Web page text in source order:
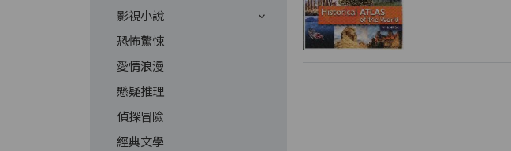
影視小說
恐怖驚悚
愛情浪漫
懸疑推理
偵探冒險
經典文學